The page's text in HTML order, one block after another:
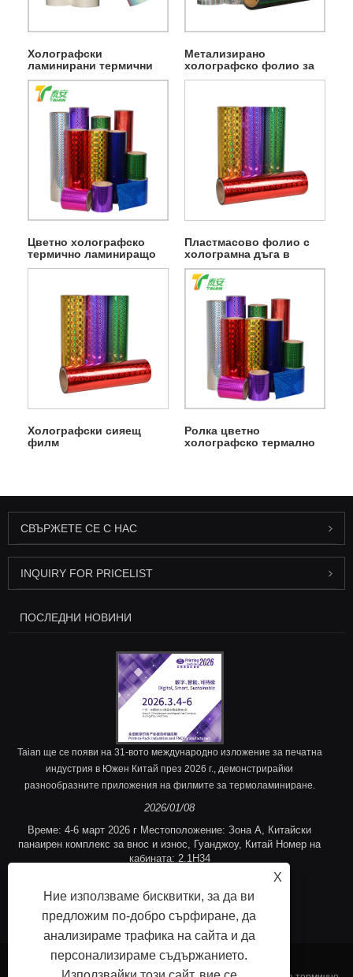
Холографски
ламинирани термични
торбички
Метализирано
холографско фолио за
термоламиниране
Цветно холографско
термично ламиниращо
фолио
Пластмасово фолио с
холограмна дъга в
преливащи се цветове
Холографски сияещ
филм
Ролка цветно
холографско термално
СВЪРЖЕТЕ СЕ С НАС
INQUIRY FOR PRICELIST
ПОСЛЕДНИ НОВИНИ
Taian ще се появи на 31-вото международно изложение за печатна
индустрия в Южен Китай през 2026 г., демонстрирайки
разнообразните приложения на филмите за термоламиниране.
2026/01/08
Време: 4-6 март 2026 г Местоположение: Зона A, Китайски
панаирен комплекс за внос и износ, Гуанджоу, Китай Номер на
кабината: 2.1H34
X
Ние използваме бисквитки, за да ви
предложим по-добро сърфиране, да
анализираме трафика на сайта и да
персонализираме съдържанието.